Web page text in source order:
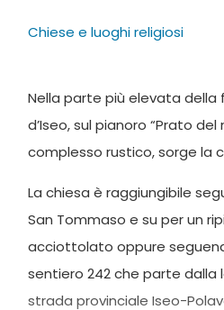
Chiese e luoghi religiosi
Nella parte più elevata della
d’Iseo, sul pianoro “Prato
complesso rustico, sorge la
La chiesa è raggiungibile
San Tommaso e su per un
acciottolato oppure
sentiero 242 che parte dalla
strada provinciale Iseo-